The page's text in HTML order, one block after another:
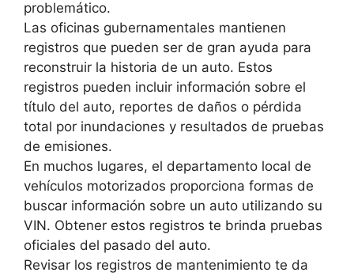
problemático.
Las oficinas gubernamentales mantienen
registros que pueden ser de gran ayuda para
reconstruir la historia de un auto. Estos
registros pueden incluir información sobre el
título del auto, reportes de daños o pérdida
total por inundaciones y resultados de pruebas
de emisiones.
En muchos lugares, el departamento local de
vehículos motorizados proporciona formas de
buscar información sobre un auto utilizando su
VIN. Obtener estos registros te brinda pruebas
oficiales del pasado del auto.
Revisar los registros de mantenimiento te da